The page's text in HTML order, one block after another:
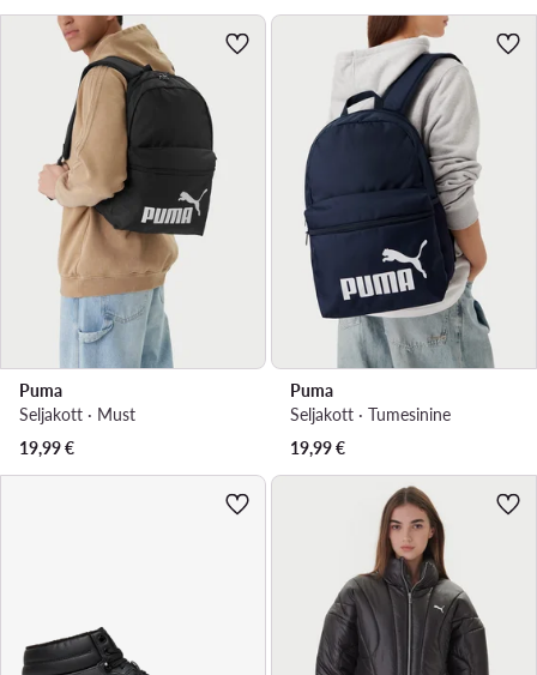
Puma
Seljakott · Must
19,99€
Puma
Seljakott · Tumesinine
19,99€